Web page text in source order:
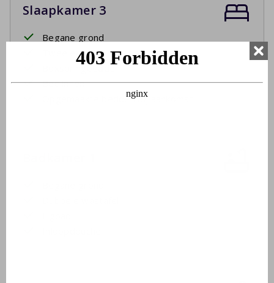
Slaapkamer 3
Begane grond
Twee eenpersoonsbedden
Boxspringbedden
Bedlinnen
Opgemaakte bedden bij aankomst